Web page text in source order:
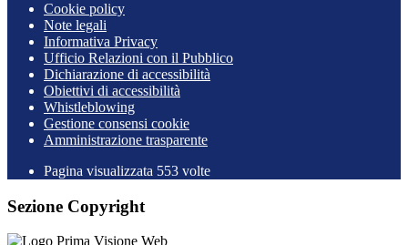
Cookie policy
Note legali
Informativa Privacy
Ufficio Relazioni con il Pubblico
Dichiarazione di accessibilità
Obiettivi di accessibilità
Whistleblowing
Gestione consensi cookie
Amministrazione trasparente
Pagina visualizzata 553 volte
Sezione Copyright